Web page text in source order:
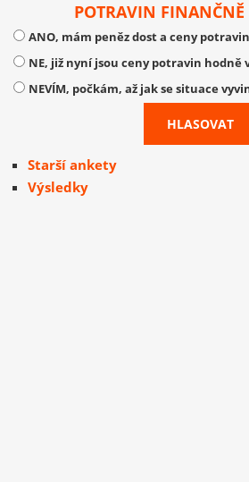
POTRAVIN
ANO, mám peněz dost a ceny
NE, již nyní jsou ceny potravin hodně
NEVÍM, počkám, až jak se situace
Starší ankety
Výsledky